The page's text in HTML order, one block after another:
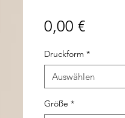
0,00 €Preis
Druckform *
Auswählen
Größe *